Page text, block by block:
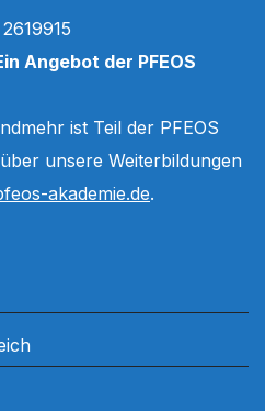
Angebot der PFEOS
ist Teil der PFEOS
unsere Weiterbildungen
akademie.de.